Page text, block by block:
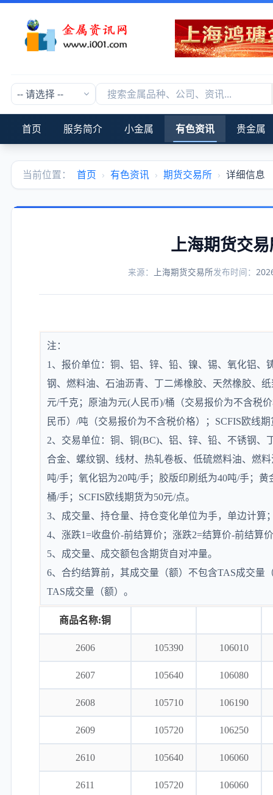
首页 服务简介 小金属 有色资讯 贵金属
当前位置： 首页 › 有色资讯 › 期货交易所 › 详细信息
上海期货交
来源： 上海期货交易所发布时间：
注：
1、报价单位：铜、铝、锌、铅、镍、锡、氧化铝
钢、燃料油、石油沥青、丁二烯橡胶、天然橡胶、
元/千克；原油为元(人民币)/桶（交易报价为不含税
民币）/吨（交易报价为不含税价格）；SCFIS欧线
2、交易单位：铜、铜(BC)、铝、锌、铅、不锈钢、
合金、螺纹钢、线材、热轧卷板、低硫燃料油、燃
吨/手；氧化铝为20吨/手；胶版印刷纸为40吨/手；
桶/手；SCFIS欧线期货为50元/点。
3、成交量、持仓量、持仓变化单位为手，单边计算
4、涨跌1=收盘价-前结算价；涨跌2=结算价-前结算
5、成交量、成交额包含期货自对冲量。
6、合约结算前，其成交量（额）不包含TAS成交量
TAS成交量（额）。
商品名称:铜
2606 105390 106010
2607 105640 106080
2608 105710 106190
2609 105720 106250
2610 105640 106060
2611 105720 106060